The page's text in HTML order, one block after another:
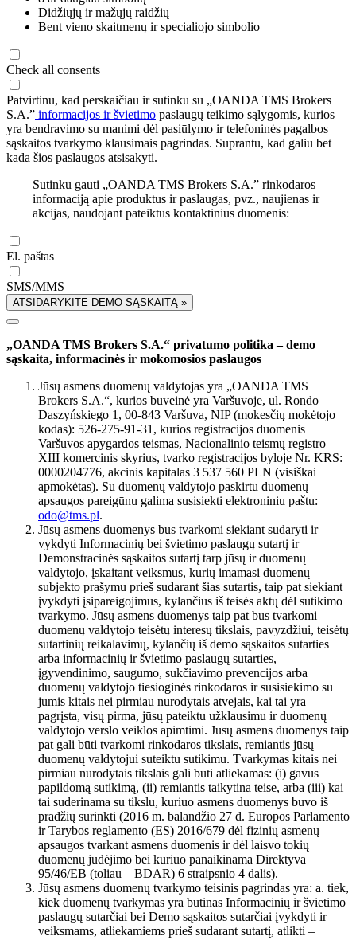
Didžiųjų ir mažųjų raidžių
Bent vieno skaitmenų ir specialiojo simbolio
Check all consents
Patvirtinu, kad perskaičiau ir sutinku su „OANDA TMS Brokers
S.A.” informacijos ir švietimo paslaugų teikimo sąlygomis, kurios
yra bendravimo su manimi dėl pasiūlymo ir telefoninės pagalbos
sąskaitos tvarkymo klausimais pagrindas. Suprantu, kad galiu bet
kada šios paslaugos atsisakyti.
Sutinku gauti „OANDA TMS Brokers S.A.” rinkodaros
informaciją apie produktus ir paslaugas, pvz., naujienas ir
akcijas, naudojant pateiktus kontaktinius duomenis:
El. paštas
SMS/MMS
ATSIDARYKITE DEMO SĄSKAITĄ »
„OANDA TMS Brokers S.A.“ privatumo politika – demo
sąskaita, informacinės ir mokomosios paslaugos
Jūsų asmens duomenų valdytojas yra „OANDA TMS
Brokers S.A.“, kurios buveinė yra Varšuvoje, ul. Rondo
Daszyńskiego 1, 00-843 Varšuva, NIP (mokesčių mokėtojo
kodas): 526-275-91-31, kurios registracijos duomenis
Varšuvos apygardos teismas, Nacionalinio teismų registro
XIII komercinis skyrius, tvarko registracijos byloje Nr. KRS:
0000204776, akcinis kapitalas 3 537 560 PLN (visiškai
apmokėtas). Su duomenų valdytojo paskirtu duomenų
apsaugos pareigūnu galima susisiekti elektroniniu paštu:
odo@tms.pl.
Jūsų asmens duomenys bus tvarkomi siekiant sudaryti ir
vykdyti Informacinių bei švietimo paslaugų sutartį ir
Demonstracinės sąskaitos sutartį tarp jūsų ir duomenų
valdytojo, įskaitant veiksmus, kurių imamasi duomenų
subjekto prašymu prieš sudarant šias sutartis, taip pat siekiant
įvykdyti įsipareigojimus, kylančius iš teisės aktų dėl sutikimo
tvarkymo. Jūsų asmens duomenys taip pat bus tvarkomi
duomenų valdytojo teisėtų interesų tikslais, pavyzdžiui, teisėtų
sutartinių reikalavimų, kylančių iš demo sąskaitos sutarties
arba informacinių ir švietimo paslaugų sutarties,
įgyvendinimo, saugumo, sukčiavimo prevencijos arba
duomenų valdytojo tiesioginės rinkodaros ir susisiekimo su
jumis kitais nei pirmiau nurodytais atvejais, kai tai yra
pagrįsta, visų pirma, jūsų pateiktu užklausimu ir duomenų
valdytojo verslo veiklos apimtimi. Jūsų asmens duomenys taip
pat gali būti tvarkomi rinkodaros tikslais, remiantis jūsų
duomenų valdytojui suteiktu sutikimu. Tvarkymas kitais nei
pirmiau nurodytais tikslais gali būti atliekamas: (i) gavus
papildomą sutikimą, (ii) remiantis taikytina teise, arba (iii) kai
tai suderinama su tikslu, kuriuo asmens duomenys buvo iš
pradžių surinkti (2016 m. balandžio 27 d. Europos Parlamento
ir Tarybos reglamento (ES) 2016/679 dėl fizinių asmenų
apsaugos tvarkant asmens duomenis ir dėl laisvo tokių
duomenų judėjimo bei kuriuo panaikinama Direktyva
95/46/EB (toliau – BDAR) 6 straipsnio 4 dalis).
Jūsų asmens duomenų tvarkymo teisinis pagrindas yra: a. tiek,
kiek duomenų tvarkymas yra būtinas Informacinių ir švietimo
paslaugų sutarčiai bei Demo sąskaitos sutarčiai įvykdyti ir
veiksmams, atliekamiems prieš sudarant sutartį, atlikti –